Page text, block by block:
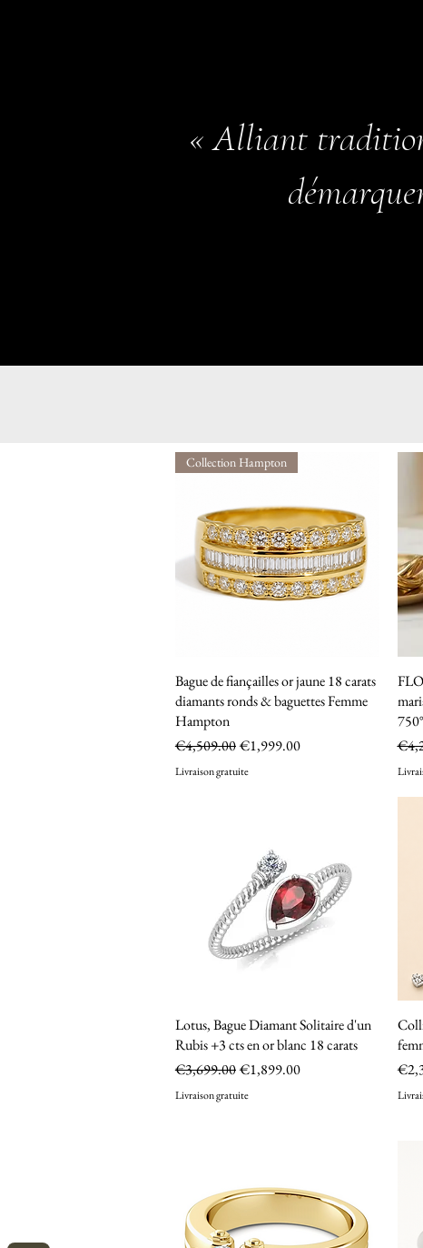
« Alliant
Quick View
Collection Hampton
Bague de fiançailles or jaune 18 carats
diamants ronds & baguettes Femme
Hampton
Regular Price
€4,509.00Sale Price
€1,999.00
Livraison gratuite
750°
Quick View
Lotus, Bague Diamant Solitaire d'un
Rubis +3 cts en or blanc 18 carats
Regular Price
€3,699.00Sale Price
€1,899.00
Livraison gratuite